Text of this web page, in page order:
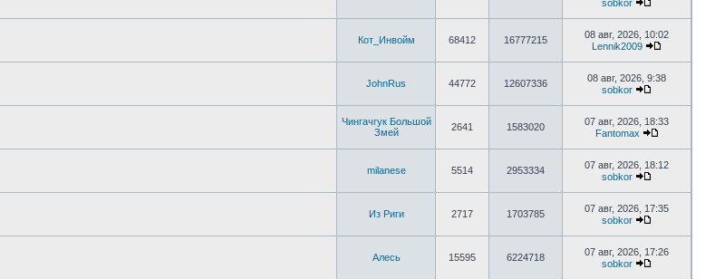
sobkor
Кот_Инвойм 68412 16777215
08 авг, 2026, 10:02
Lennik2009
JohnRus 44772 12607336
08 авг, 2026, 9:38
sobkor
Чингачгук Большой
Змей
2641 1583020
07 авг, 2026, 18:33
Fantomax
milanese 5514 2953334
07 авг, 2026, 18:12
sobkor
Из Риги 2717 1703785
07 авг, 2026, 17:35
sobkor
Алесь 15595 6224718
07 авг, 2026, 17:26
sobkor